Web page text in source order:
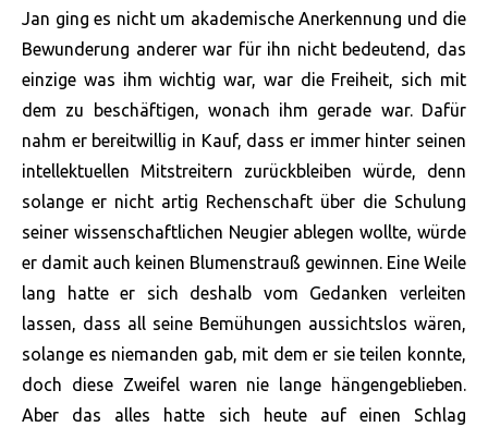
Jan ging es nicht um akademische Anerkennung und die
Bewunderung anderer war für ihn nicht bedeutend, das
einzige was ihm wichtig war, war die Freiheit, sich mit
dem zu beschäftigen, wonach ihm gerade war. Dafür
nahm er bereitwillig in Kauf, dass er immer hinter seinen
intellektuellen Mitstreitern zurückbleiben würde, denn
solange er nicht artig Rechenschaft über die Schulung
seiner wissenschaftlichen Neugier ablegen wollte, würde
er damit auch keinen Blumenstrauß gewinnen. Eine Weile
lang hatte er sich deshalb vom Gedanken verleiten
lassen, dass all seine Bemühungen aussichtslos wären,
solange es niemanden gab, mit dem er sie teilen konnte,
doch diese Zweifel waren nie lange hängengeblieben.
Aber das alles hatte sich heute auf einen Schlag